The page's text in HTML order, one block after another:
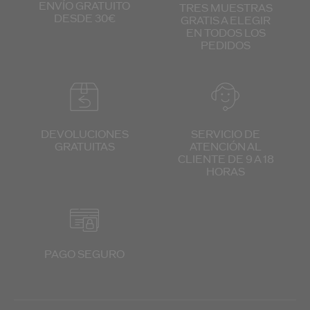
ENVÍO GRATUITO
DESDE 30€
TRES MUESTRAS
GRATIS A ELEGIR
EN TODOS
LOS
PEDIDOS
DEVOLUCIONES
GRATUITAS
SERVICIO DE
ATENCIÓN AL
CLIENTE DE 9 A 18
HORAS
PAGO SEGURO